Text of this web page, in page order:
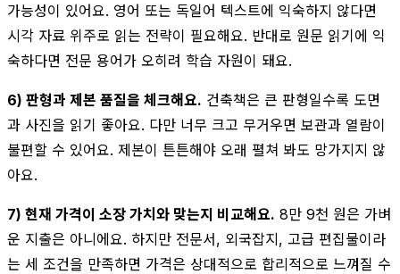
가능성이 있어요. 영어 또는 독일어 텍스트에 익숙하지 않다면
시각 자료 위주로 읽는 전략이 필요해요. 반대로 원문 읽기에 익
숙하다면 전문 용어가 오히려 학습 자원이 돼요.
6) 판형과 제본 품질을 체크해요. 건축책은 큰 판형일수록 도면
과 사진을 읽기 좋아요. 다만 너무 크고 무거우면 보관과 열람이
불편할 수 있어요. 제본이 튼튼해야 오래 펼쳐 봐도 망가지지 않
아요.
7) 현재 가격이 소장 가치와 맞는지 비교해요. 8만 9천 원은 가벼
운 지출은 아니에요. 하지만 전문서, 외국잡지, 고급 편집물이라
는 세 조건을 만족하면 가격은 상대적으로 합리적으로 느껴질 수